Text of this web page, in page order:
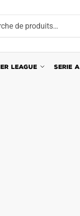
LEAGUE SERIE A